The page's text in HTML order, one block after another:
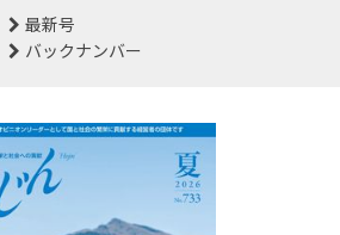
最新号
バックナンバー